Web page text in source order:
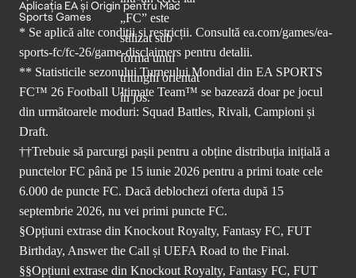
Aplicația EA și Origin pentru Mac
Sports Games
* Se aplică alte condiții și restricții. Consultă ea.com/games/ea-
sports-fc/fc-26/game-disclaimers pentru detalii.
** Statisticile sezonului Turneului Mondial din EA SPORTS
FC™ 26 Football Ultimate Team™ se bazează doar pe jocul
din următoarele moduri: Squad Battles, Rivali, Campioni și
Draft.
††Trebuie să parcurgi pașii pentru a obține distribuția inițială a
punctelor FC până pe 15 iunie 2026 pentru a primi toate cele
6.000 de puncte FC. Dacă deblochezi oferta după 15
septembrie 2026, nu vei primi puncte FC.
§Opțiuni extrase din Knockout Royalty, Fantasy FC, FUT
Birthday, Answer the Call și UEFA Road to the Final.
§§Opțiuni extrase din Knockout Royalty, Fantasy FC, FUT